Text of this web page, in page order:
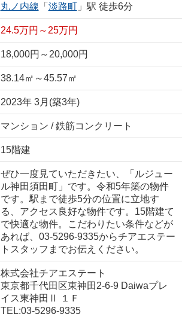
丸ノ内線 「 淡路町」駅 徒歩6分
24.5万円～25万円
18,000円～20,000円
38.14㎡～45.57㎡
2023年 3月(築3年)
マンション / 鉄筋コンクリート
15階建
ぜひ一度見ていただきたい、「ルジュー
ル神田須田町」です。令和5年築の物件
です。駅まで徒歩5分の位置に立地す
る、アクセス良好な物件です。15階建て
で快適な物件。こだわりたい条件などが
あれば、03-5296-9335からチアエステー
トスタッフまでお伝えください。
株式会社チアエステート
東京都千代田区東神田2-6-9 Daiwaプレ
イス東神田Ⅱ １Ｆ
TEL:03-5296-9335